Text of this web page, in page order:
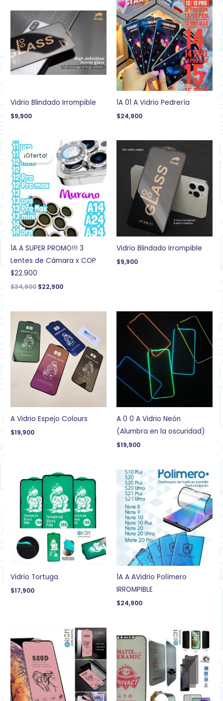
Vidrio Blindado Irrompible
$9,900
1A 01 A Vidrio Pedrería
$24,900
¡Oferta!
1A A SUPER PROMO!!! 3
Lentes de Cámara x COP
$22.900
$34,900
precio
original
$34,900.
$22,900
El
precio
actual
es:
$22,900.
Vidrio Blindado Irrompible
$9,900
A Vidrio Espejo Colours
$19,900
A 0 0 A Vidrio Neón
(Alumbra en la oscuridad)
$19,900
Vidrio Tortuga
$17,900
1A A AVidrio Polímero
IRROMPIBLE
$24,900